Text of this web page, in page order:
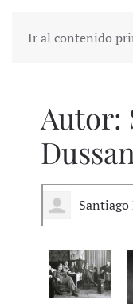
Ir al contenido
Autor:
Dussan
Santiago